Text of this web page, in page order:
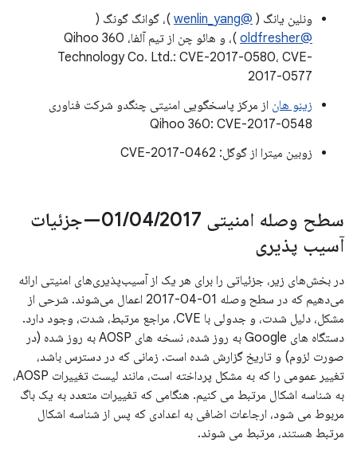
ونلین یانگ ( @wenlin_yang
)، گوانگ گونگ (
@oldfresher
)، و هائو چن از تیم آلفا، Qihoo 360
Technology Co. Ltd.: CVE-2017-0580، CVE-
2017-0577
زینو هان از مرکز پاسخگویی امنیتی چنگدو شرکت فناوری
Qihoo 360: CVE-2017-0548
زوبین میترا از گوگل: CVE-2017-0462
سطح وصله امنیتی 01 /04/
2017—جزئیات
آسیب پذیری
در بخش‌های زیر، جزئیاتی را برای هر یک از آسیب‌پذیری‌های امنیتی ارائه
می‌دهیم که در سطح وصله 01-04-2017 اعمال می‌شوند. شرحی از
مشکل، دلیل شدت، و جدولی با CVE، مراجع مرتبط، شدت، وجود دارد.
دستگاه های Google به روز شده، نسخه های AOSP به روز شده (در
صورت لزوم) و تاریخ گزارش شده است. زمانی که در دسترس باشد،
تغییر عمومی را که به مشکل پرداخته است، مانند لیست تغییرات AOSP،
به شناسه اشکال مرتبط می کنیم. هنگامی که تغییرات متعدد به یک باگ
مربوط می شود، ارجاعات اضافی به اعدادی که پس از شناسه اشکال
مرتبط هستند، مرتبط می شوند.